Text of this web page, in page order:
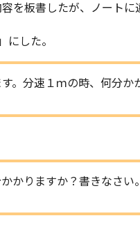
を板書したが、ノート
にした。
。分速１ｍの時、何分か
かりますか？書きなさい。